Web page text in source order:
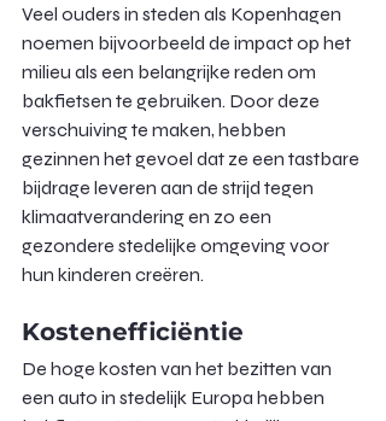
Veel ouders in steden als Kopenhagen
noemen bijvoorbeeld de impact op het
milieu als een belangrijke reden om
bakfietsen te gebruiken. Door deze
verschuiving te maken, hebben
gezinnen het gevoel dat ze een tastbare
bijdrage leveren aan de strijd tegen
klimaatverandering en zo een
gezondere stedelijke omgeving voor
hun kinderen creëren.
Kostenefficiëntie
De hoge kosten van het bezitten van
een auto in stedelijk Europa hebben